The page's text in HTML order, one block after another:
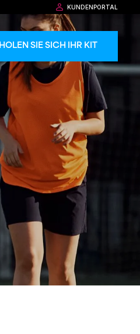
KUNDENPORTAL
HOLEN SIE SICH IHR KIT